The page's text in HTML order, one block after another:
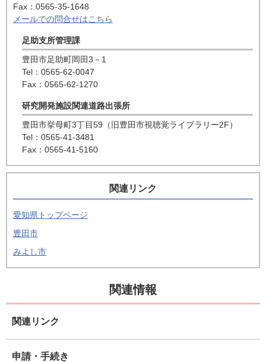
Fax：0565-35-1648
メールでの問合せはこちら
足助支所管理課
豊田市足助町岡田3－1
Tel：0565-62-0047
Fax：0565-62-1270
研究開発施設関連道路出張所
豊田市挙母町3丁目59（旧豊田市視聴覚ライブラリー2F）
Tel：0565-41-3481
Fax：0565-41-5160
関連リンク
愛知県トップページ
豊田市
みよし市
関連情報
関連リンク
申請・手続き